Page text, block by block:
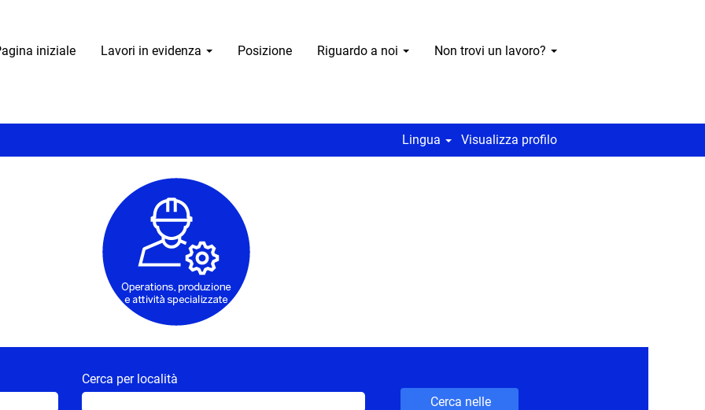
iniziale Lavori in evidenza Posizione Riguardo a noi Non trovi un lavoro?
Lingua Visualizza profilo
Cerca per località